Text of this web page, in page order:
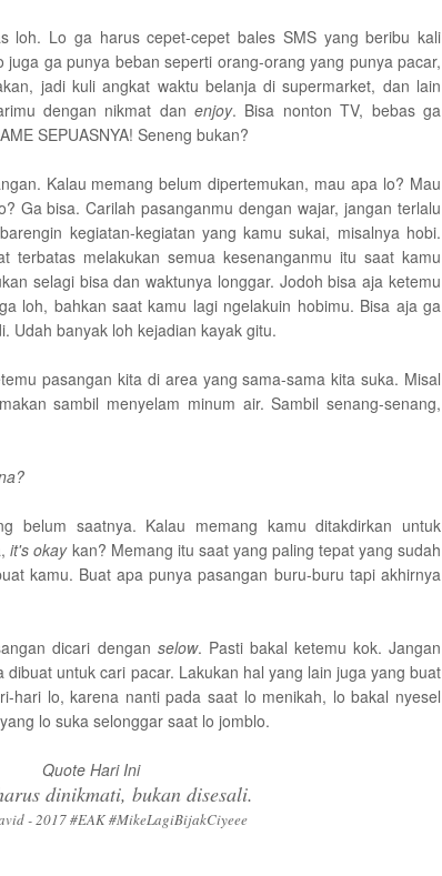
loh. Lo ga harus cepet-cepet bales SMS yang beribu kali
ga punya beban seperti orang-orang yang punya pacar,
jadi kuli angkat waktu belanja di supermarket, dan lain
dengan nikmat danenjoy. Bisa nonton TV, bebas ga
SEPUASNYA! Seneng bukan?
Kalau memang belum dipertemukan, mau apa lo? Mau
Ga bisa. Carilah pasanganmu dengan wajar, jangan terlalu
kegiatan-kegiatan yang kamu sukai, misalnya hobi.
terbatas melakukan semua kesenanganmu itu saat kamu
selagi bisa dan waktunya longgar. Jodoh bisa aja ketemu
loh, bahkan saat kamu lagi ngelakuin hobimu. Bisa aja ga
Udah banyak loh kejadian kayak gitu.
pasangan kita di area yang sama-sama kita suka. Misal
sambil menyelam minum air. Sambil senang-senang,
belum saatnya. Kalau memang kamu ditakdirkan untuk
it's okaykan? Memang itu saat yang paling tepat yang sudah
kamu. Buat apa punya pasangan buru-buru tapi akhirnya
dicari dengan selow. Pasti bakal ketemu kok. Jangan
untuk cari pacar. Lakukan hal yang lain juga yang buat
hari lo, karena nanti pada saat lo menikah, lo bakal nyesel
lo suka selonggar saat lo jomblo.
Quote Hari Ini
dinikmati, bukan disesali.
- 2017 #EAK #MikeLagiBijakCiyeee